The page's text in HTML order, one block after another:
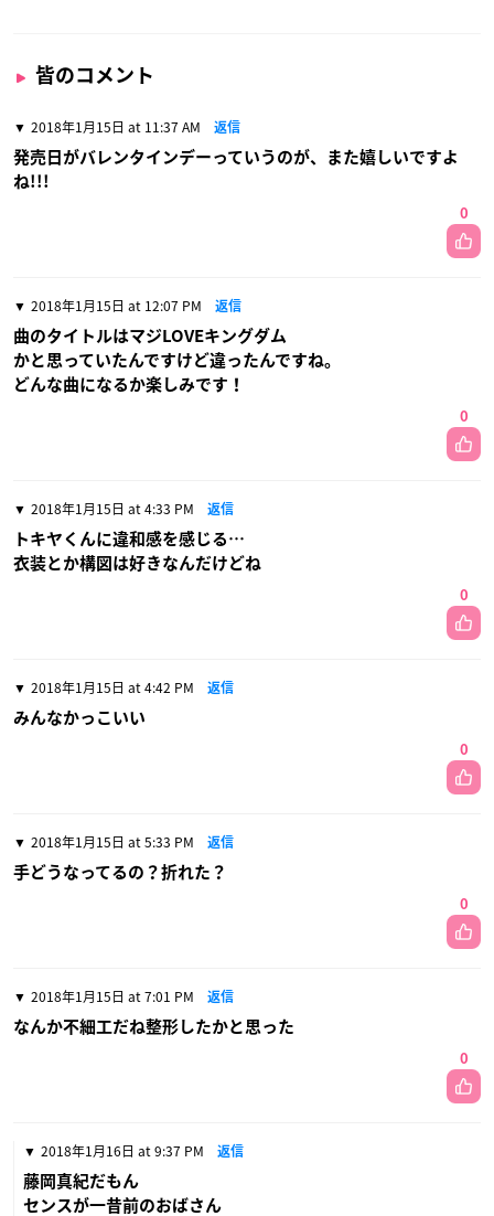
皆のコメント
2018年1月15日 at 11:37 AM 返信
発売日がバレンタインデーっていうのが、また嬉しいですよ
ね!!!
0
2018年1月15日 at 12:07 PM 返信
曲のタイトルはマジLOVEキングダム
かと思っていたんですけど違ったんですね。
どんな曲になるか楽しみです！
0
2018年1月15日 at 4:33 PM 返信
トキヤくんに違和感を感じる…
衣装とか構図は好きなんだけどね
0
2018年1月15日 at 4:42 PM 返信
みんなかっこいい
0
2018年1月15日 at 5:33 PM 返信
手どうなってるの？折れた？
0
2018年1月15日 at 7:01 PM 返信
なんか不細工だね整形したかと思った
0
2018年1月16日 at 9:37 PM 返信
藤岡真紀だもん
センスが一昔前のおばさん